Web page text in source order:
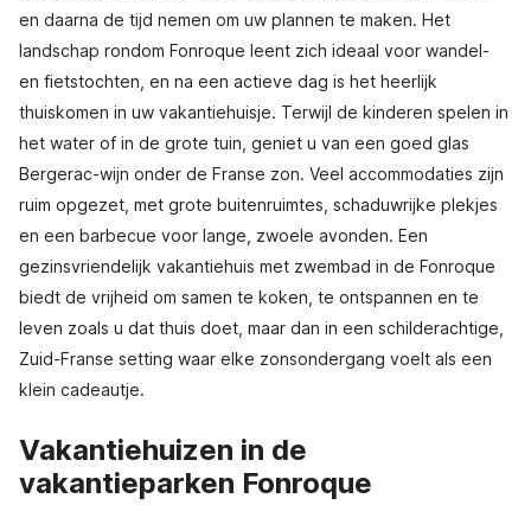
en daarna de tijd nemen om uw plannen te maken. Het
landschap rondom Fonroque leent zich ideaal voor wandel-
en fietstochten, en na een actieve dag is het heerlijk
thuiskomen in uw vakantiehuisje. Terwijl de kinderen spelen in
het water of in de grote tuin, geniet u van een goed glas
Bergerac-wijn onder de Franse zon. Veel accommodaties zijn
ruim opgezet, met grote buitenruimtes, schaduwrijke plekjes
en een barbecue voor lange, zwoele avonden. Een
gezinsvriendelijk vakantiehuis met zwembad in de Fonroque
biedt de vrijheid om samen te koken, te ontspannen en te
leven zoals u dat thuis doet, maar dan in een schilderachtige,
Zuid-Franse setting waar elke zonsondergang voelt als een
klein cadeautje.
Vakantiehuizen in de
vakantieparken Fonroque